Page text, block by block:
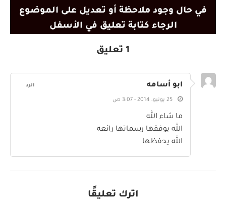
في حال وجود ملاحظة أو تعديل على الموضوع
الرجاء كتابة تعليق في الأسفل
1 تعليق
ابو أسامه
25 يونيو، 2014 - 3:07 ص
ما شاء الله
الله يوفقها رسماتها رائعه
الله يحفظها
الرد
اترك تعليقًا